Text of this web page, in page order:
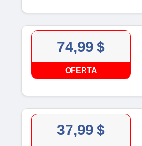
74,99 $
OFERTA
37,99 $